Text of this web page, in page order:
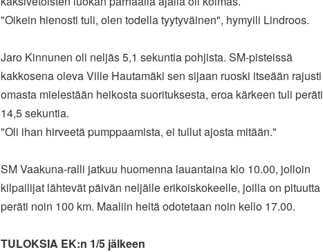
"Oikein hienosti tuli, olen todella tyytyväinen", hymyili Lindroos.
Jaro Kinnunen oli neljäs 5,1 sekuntia pohjista. SM-pisteissä
kakkosena oleva Ville Hautamäki sen sijaan ruoski itseään rajusti
omasta mielestään heikosta suorituksesta, eroa kärkeen tuli peräti
14,5 sekuntia.
"Oli ihan hirveetä pumppaamista, ei tullut ajosta mitään."
SM Vaakuna-ralli jatkuu huomenna lauantaina klo 10.00, jolloin
kilpailijat lähtevät päivän neljälle erikoiskokeelle, joilla on pituutta
peräti noin 100 km. Maaliin heitä odotetaan noin kello 17.00.
TULOKSIA EK:n 1/5 jälkeen